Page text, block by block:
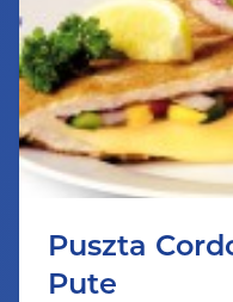
Puszta
Pute